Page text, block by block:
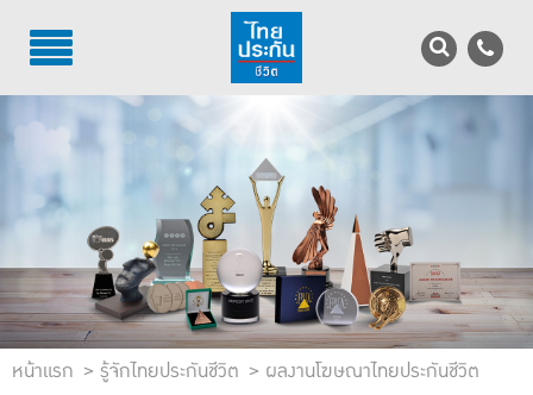
TH EN
บริการลูกค้า
บริการตัวแทน
รู้จักไทยประกันชีวิต
นักลงทุนสัมพันธ์
เพื่อสังคมไทย
หน้าแรก รู้จักไทยประกันชีวิต ผลงานโฆษณาไทยประกันชีวิต